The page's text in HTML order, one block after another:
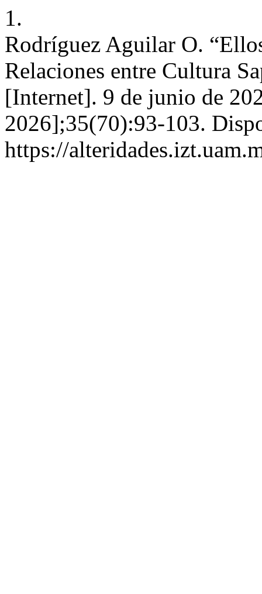
1.
Rodríguez Aguilar O.
Relaciones entre Cultura
[Internet]. 9 de junio de
2026];35(70):93-103.
https://